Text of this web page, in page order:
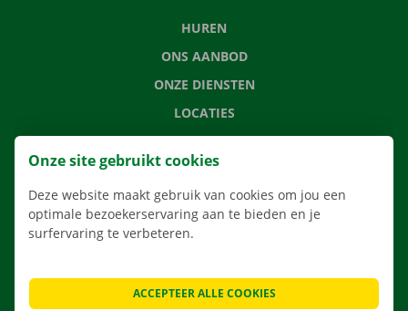
HUREN
ONS AANBOD
ONZE DIENSTEN
LOCATIES
APP
VERHUISOPLOSSINGEN
VEELGESTELDE VRAGEN
Onze site gebruikt cookies
Deze website maakt gebruik van cookies om jou een
optimale bezoekerservaring aan te bieden en je
surfervaring te verbeteren.
ACCEPTEER ALLE COOKIES